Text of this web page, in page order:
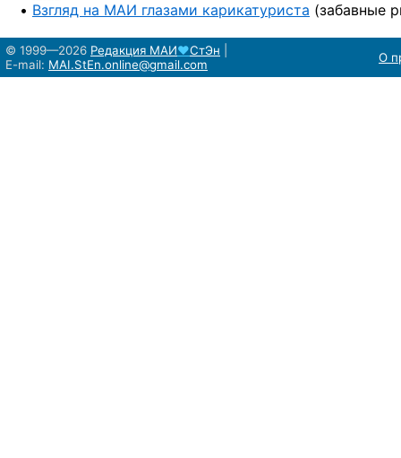
• Взгляд на МАИ глазами карикатуриста (забавные
© 1999—2026 Редакция МАИ♥СтЭн
E-mail: MAI.StEn.online@gmail.com О